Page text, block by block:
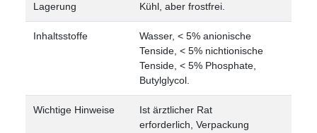
Lagerung Kühl, aber frostfrei.
Inhaltsstoffe
Wasser, < 5% anionische
Tenside, < 5% nichtionische
Tenside, < 5% Phosphate,
Butylglycol.
Wichtige Hinweise
Ist ärztlicher Rat
erforderlich, Verpackung